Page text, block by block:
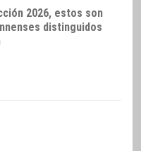
2026, estos son
distinguidos